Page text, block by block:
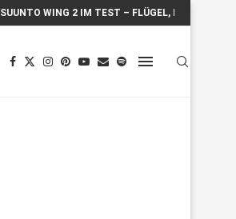
TESTBERICHT: DER GARMIN EDGE 840 IM TEST